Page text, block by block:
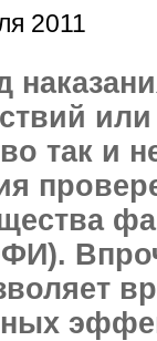
2011
или
так и